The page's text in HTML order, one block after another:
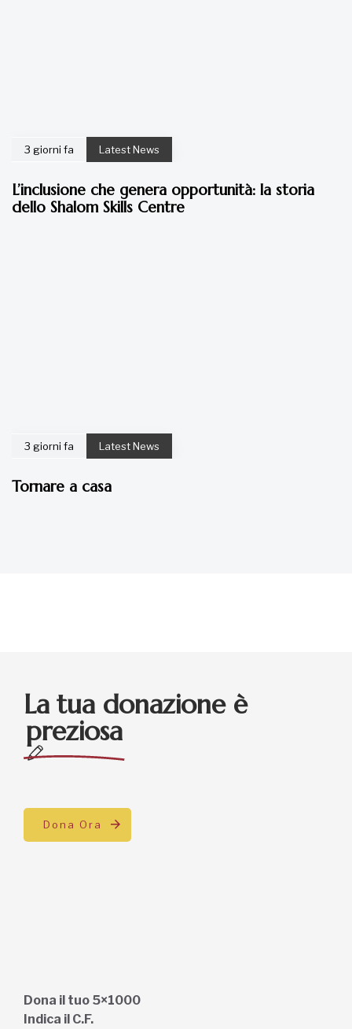
3 giorni fa Latest News
L’inclusione che genera opportunità: la storia
dello Shalom Skills Centre
3 giorni fa Latest News
Tornare a casa
La tua donazione è
preziosa
Dona Ora
Dona il tuo 5×1000
Indica il C.F.